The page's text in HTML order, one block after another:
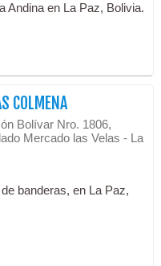
Andina en La Paz, Bolivia.
COLMENA
Bolívar Nro. 1806,
Mercado las Velas - La
banderas, en La Paz,